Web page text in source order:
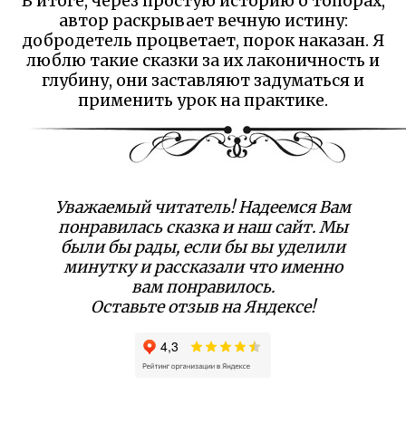
автор раскрывает вечную истину:
добродетель процветает, порок наказан. Я
люблю такие сказки за их лаконичность и
глубину, они заставляют задуматься и
применить урок на практике.
Уважаемый читатель! Надеемся Вам
понравилась сказка и наш сайт. Мы
были бы рады, если бы вы уделили
минутку и рассказали что именно
вам понравилось.
Оставьте отзыв на Яндексе!